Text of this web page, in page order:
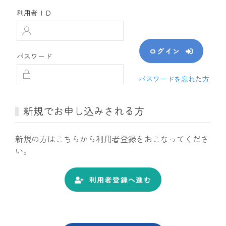
利用者ＩＤ
パスワード ログイン
パスワードを忘れた方
新規でお申し込みされる方
新規の方はこちらから利用者登録をおこなってくださ
い。
利用者登録へ進む